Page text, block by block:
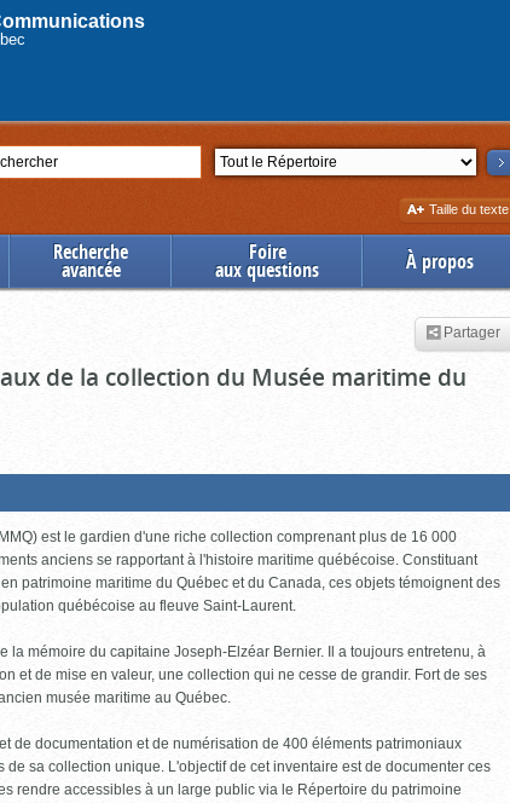
Section
Augmenter
la
Taille du texte
Recherche
avancée
Foire
aux questions À propos
Partager
de la collection du Musée maritime du
est le gardien d'une riche collection comprenant plus de 16 000
anciens se rapportant à l'histoire maritime québécoise. Constituant
patrimoine maritime du Québec et du Canada, ces objets témoignent des
québécoise au fleuve Saint-Laurent.
la mémoire du capitaine Joseph-Elzéar Bernier. Il a toujours entretenu, à
et de mise en valeur, une collection qui ne cesse de grandir. Fort de ses
musée maritime au Québec.
de documentation et de numérisation de 400 éléments patrimoniaux
de sa collection unique. L'objectif de cet inventaire est de documenter ces
rendre accessibles à un large public via le Répertoire du patrimoine